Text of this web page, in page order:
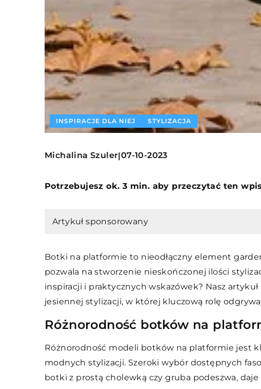
INSPIRACJE DLA NIEJ STYLIZACJA
Michalina Szuler|07-10-2023
Potrzebujesz ok. 3 min. aby przeczytać ten wpis
Artykuł sponsorowany
Botki na platformie to nieodłączny element
pozwala na stworzenie nieskończonej ilości
inspiracji i praktycznych wskazówek? Nasz
jesiennej stylizacji, w której kluczową rolę
Różnorodność botków na
Różnorodność modeli botków na platformie jest
modnych stylizacji. Szeroki wybór dostępnych
botki z prostą cholewką czy gruba podeszwa,